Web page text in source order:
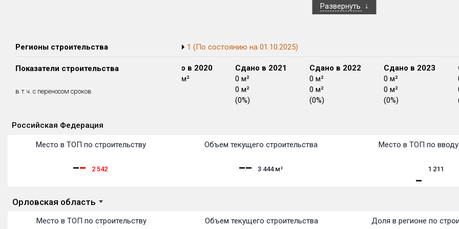
Развернуть
Регионы строительства 1 (По состоянию на 01.10.2025)
Показатели строительства
в т.ч. с переносом сроков
Сдано в 2018
0 м²
Сдано в 2019
0 м²
Сдано в 2020
1 421 м²
Сдано в 2021
0 м²
0 м²
(0%)
Сдано в 2022
0 м²
0 м²
(0%)
Сдано в 2023
0 м²
0 м²
(0%)
Российская Федерация
Место в ТОП по строительству
2 542
Объем текущего строительства
3 444 м²
Место в ТОП по
1 211
Орловская область
Место в ТОП по строительству Объем текущего строительства Доля в регионе по